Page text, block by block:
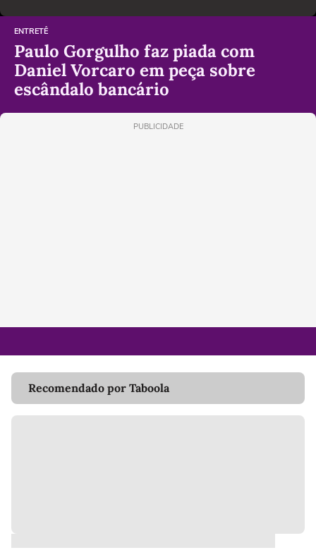
ENTRETÊ
Paulo Gorgulho faz piada com
Daniel Vorcaro em peça sobre
escândalo bancário
PUBLICIDADE
Recomendado por Taboola